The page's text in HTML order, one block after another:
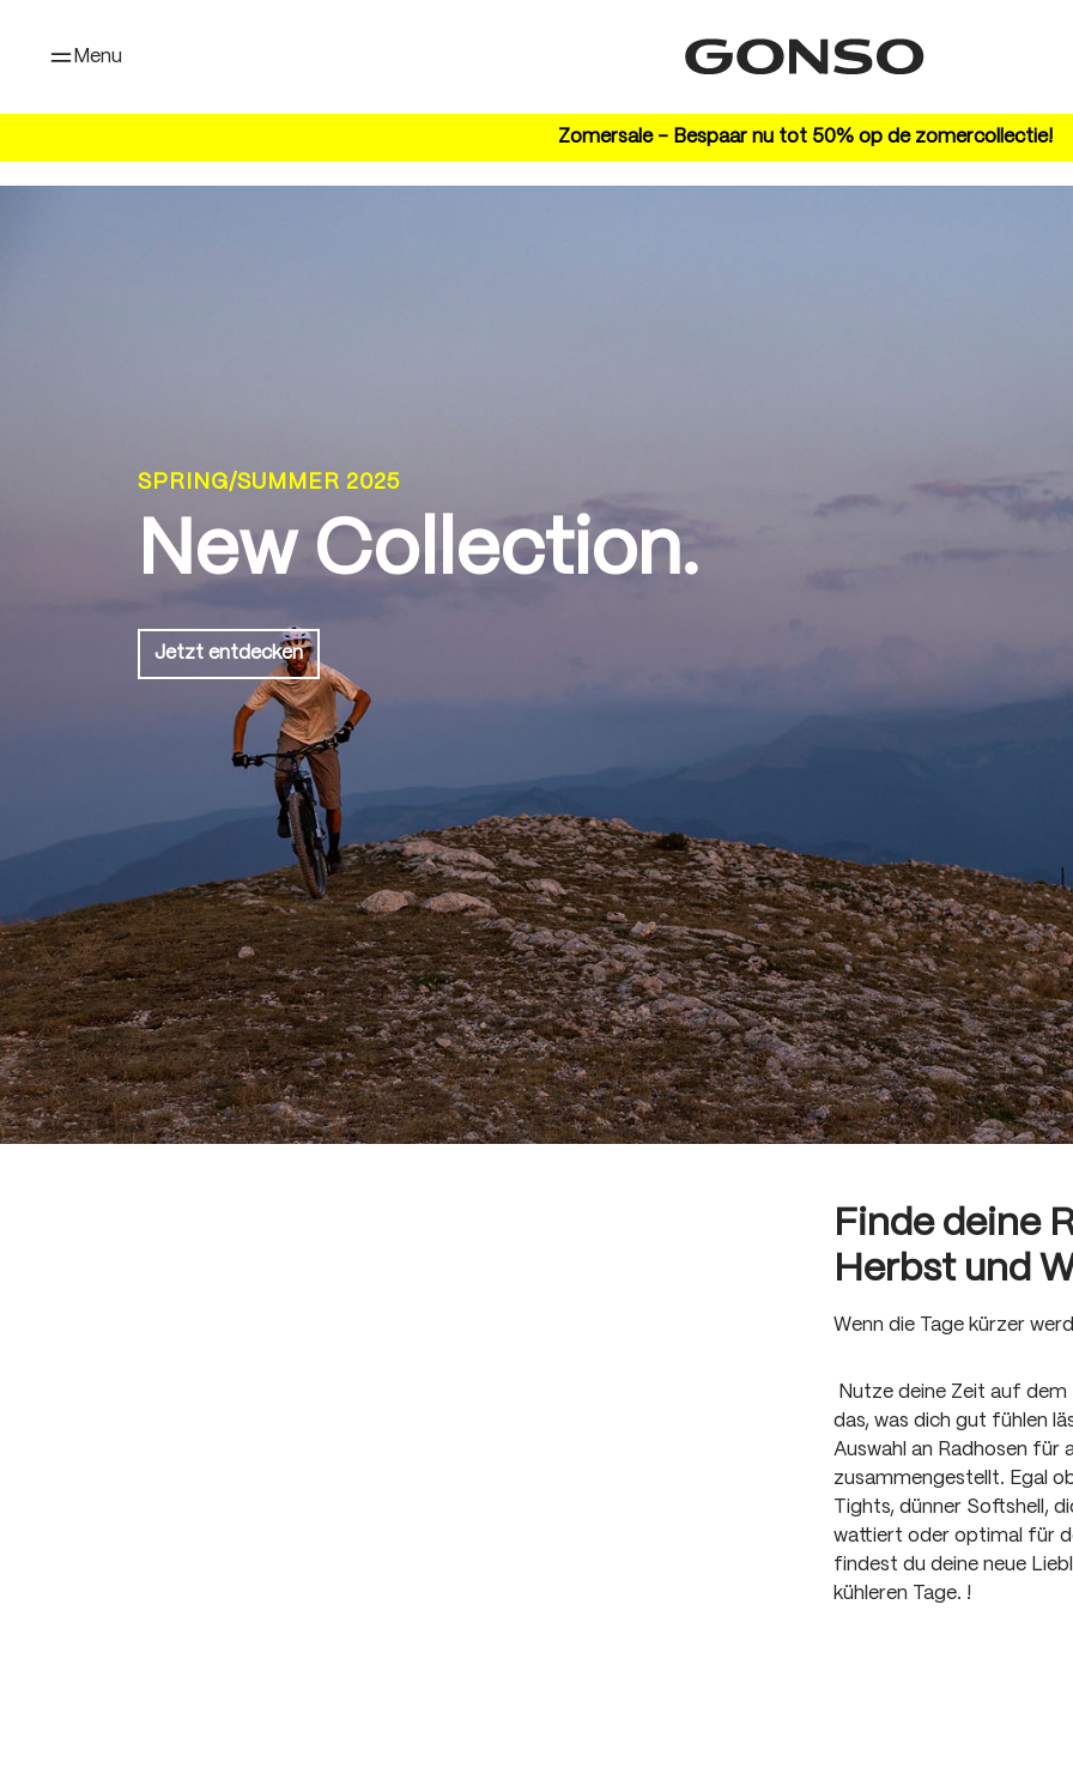
Menu
Zomersale – Bespaar nu tot 50% op de zomercollectie!
SPRING/SUMMER 2025
New Collection.
Jetzt entdecken
Finde deine
Herbst und
Wenn die Tage kürzer
Nutze deine Zeit auf
das, was dich gut fühlen
Auswahl an Radhosen für
zusammengestellt. Egal
Tights, dünner Softshell,
wattiert oder optimal für
findest du deine neue
kühleren Tage. !